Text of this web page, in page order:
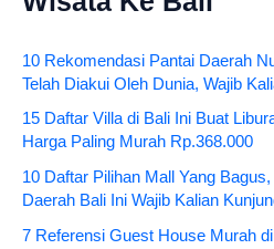
10 Rekomendasi Pantai Daerah
Telah Diakui Oleh Dunia, Wajib
15 Daftar Villa di Bali Ini Buat
Harga Paling Murah Rp.368.000
10 Daftar Pilihan Mall Yang
Daerah Bali Ini Wajib Kalian
7 Referensi Guest House Murah